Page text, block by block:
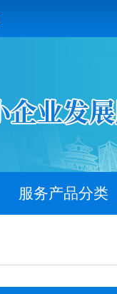
服务产品分类